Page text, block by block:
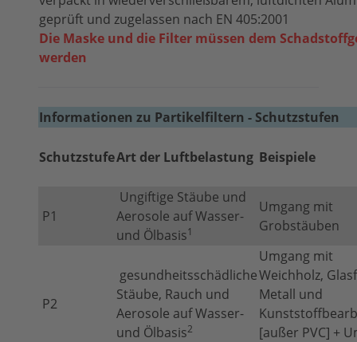
geprüft und zugelassen nach EN 405:2001
Die Maske und die Filter müssen dem
werden
Informationen zu Partikelfiltern - Schutzstufen
SchutzstufeArt der Luftbelastung Beispiele
P1
Ungiftige Stäube und
Aerosole auf Wasser-
und Ölbasis1
Umgang mit
Grobstäuben
P2
gesundheitsschädliche
Stäube, Rauch und
Aerosole auf Wasser-
und Ölbasis2
Umgang mit
Weichholz,
Metall und
[außer PVC] +